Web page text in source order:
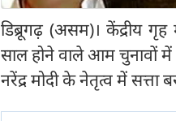
डिब्रूगढ़ (असम)। केंद्रीय
साल होने वाले आम चुनावों
नरेंद्र मोदी के नेतृत्व में सत्ता